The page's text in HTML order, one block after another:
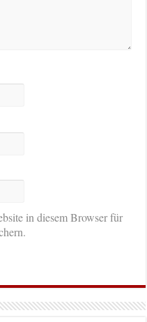
in diesem Browser für